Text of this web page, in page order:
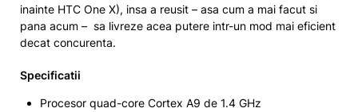
inainte HTC One X), insa a reusit – asa cum a mai facut si
pana acum – sa livreze acea putere intr-un mod mai eficient
decat concurenta.
Specificatii
Procesor quad-core Cortex A9 de 1.4 GHz